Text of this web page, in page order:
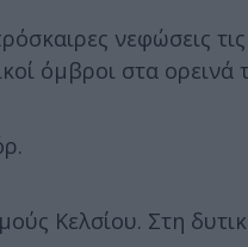
νεφώσεις
όμβροι στα ορεινά
Κελσίου. Στη